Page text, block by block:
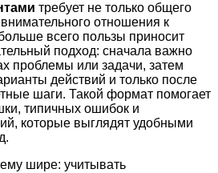
требует не только общего
отношения к
всего пользы приносит
подход: сначала важно
проблемы или задачи, затем
действий и только после
шаги. Такой формат помогает
типичных ошибок и
которые выглядят удобными
шире: учитывать